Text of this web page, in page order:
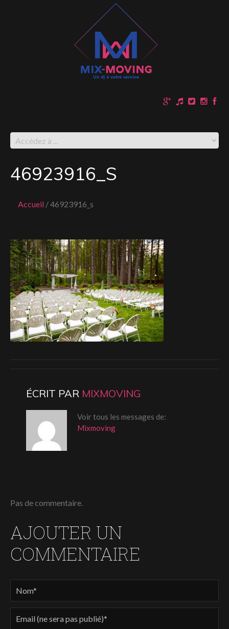
46923916_S
Accueil 46923916_s
ÉCRIT PAR MIXMOVING
Voir tous les messages de:
Mixmoving
Pas de commentaire.
AJOUTER UN
COMMENTAIRE